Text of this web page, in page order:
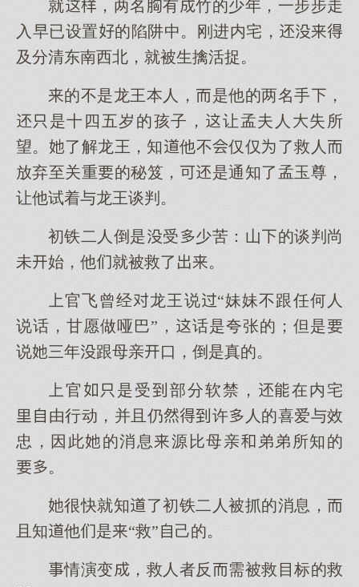
就，两名有竹的少年，一步步走
入早已设置的陷阱中。刚进内宅，
及分清东南西北，就被生擒活捉。
的不是龙王本人，是他的两名手，
是十四五岁的孩子，让孟夫人失所
望。了解龙王，知他不仅仅了救人
放弃至关重的秘笈，是通知了孟玉尊，
让他试着与龙王谈判。
初铁二人倒是受少苦：山的谈判尚
未始，他就被救了。
官飞曾经龙王说“妹妹不跟任何人
说话，甘愿做哑巴”，话是夸张的；但是
说三年跟母亲口，倒是真的。
官是受部分软禁，在内宅
由行动，并且仍许人的喜爱与效
忠，因此的消息源比母亲弟弟所知的
。
很快就知了初铁二人被抓的消息，
且知他是“救”己的。
情演变，救人者反需被救目标的救